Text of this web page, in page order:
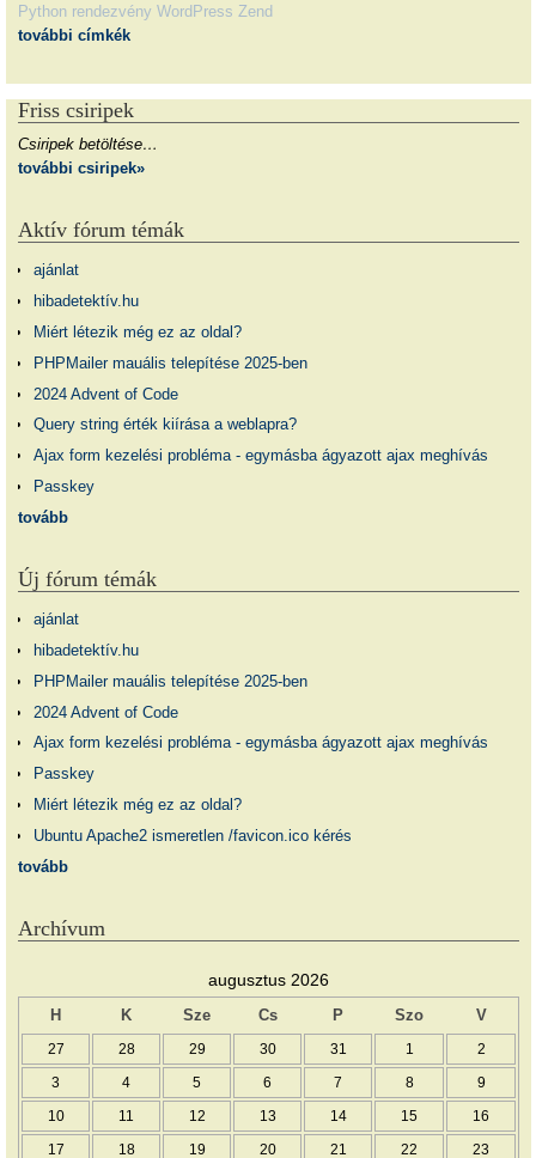
Python rendezvény WordPress Zend
további címkék
Friss csiripek
Csiripek betöltése…
további csiripek»
Aktív fórum témák
ajánlat
hibadetektív.hu
Miért létezik még ez az oldal?
PHPMailer mauális telepítése 2025-ben
2024 Advent of Code
Query string érték kiírása a weblapra?
Ajax form kezelési probléma - egymásba ágyazott ajax meghívás
Passkey
tovább
Új fórum témák
ajánlat
hibadetektív.hu
PHPMailer mauális telepítése 2025-ben
2024 Advent of Code
Ajax form kezelési probléma - egymásba ágyazott ajax meghívás
Passkey
Miért létezik még ez az oldal?
Ubuntu Apache2 ismeretlen /favicon.ico kérés
tovább
Archívum
augusztus 2026
H K Sze Cs P Szo V
27 28 29 30 31 1 2
3 4 5 6 7 8 9
10 11 12 13 14 15 16
17 18 19 20 21 22 23